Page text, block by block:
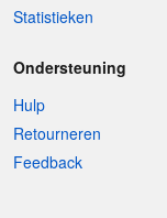
Statistieken
Ondersteuning
Hulp
Retourneren
Feedback